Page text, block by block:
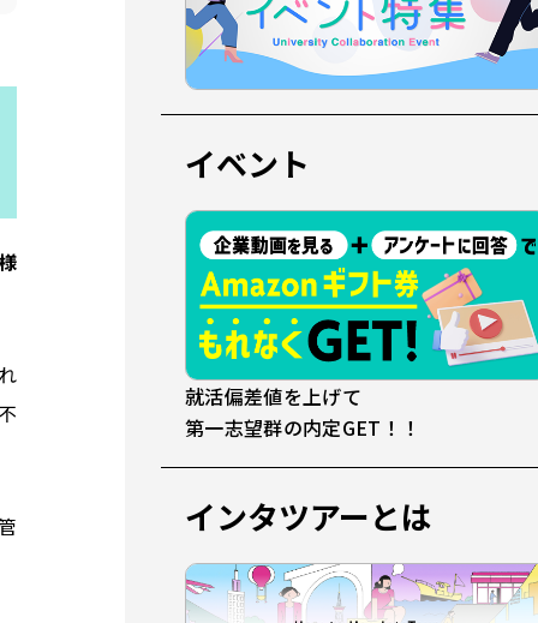
イベント
就活偏差値を上げて
第一志望群の内定GET！！
インタツアーとは